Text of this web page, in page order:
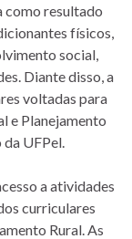
como resultado
físicos,
social,
Diante disso, a
voltadas para
e Planejamento
UFPel.
a atividades
curriculares
Rural. As